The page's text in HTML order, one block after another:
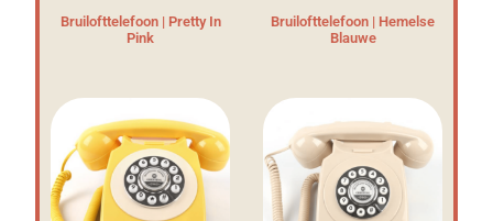
Bruilofttelefoon | Pretty In
Pink
Bruilofttelefoon | Hemelse
Blauwe